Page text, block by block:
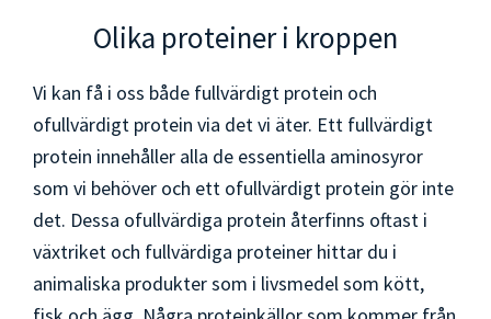
Olika proteiner i kroppen
Vi kan få i oss både fullvärdigt protein och
ofullvärdigt protein via det vi äter. Ett fullvärdigt
protein innehåller alla de essentiella aminosyror
som vi behöver och ett ofullvärdigt protein gör inte
det. Dessa ofullvärdiga protein återfinns oftast i
växtriket och fullvärdiga proteiner hittar du i
animaliska produkter som i livsmedel som kött,